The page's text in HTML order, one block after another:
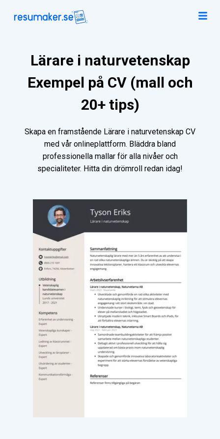
Lärare i naturvetenskap
Exempel på CV (mall och
20+ tips)
Skapa en framstående Lärare i naturvetenskap CV
med vår onlineplattform. Bläddra bland
professionella mallar för alla nivåer och
specialiteter. Hitta din drömroll redan idag!